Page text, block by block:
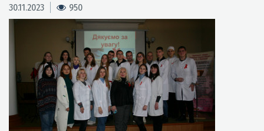
30.11.2023 950